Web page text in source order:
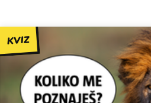
KVIZ